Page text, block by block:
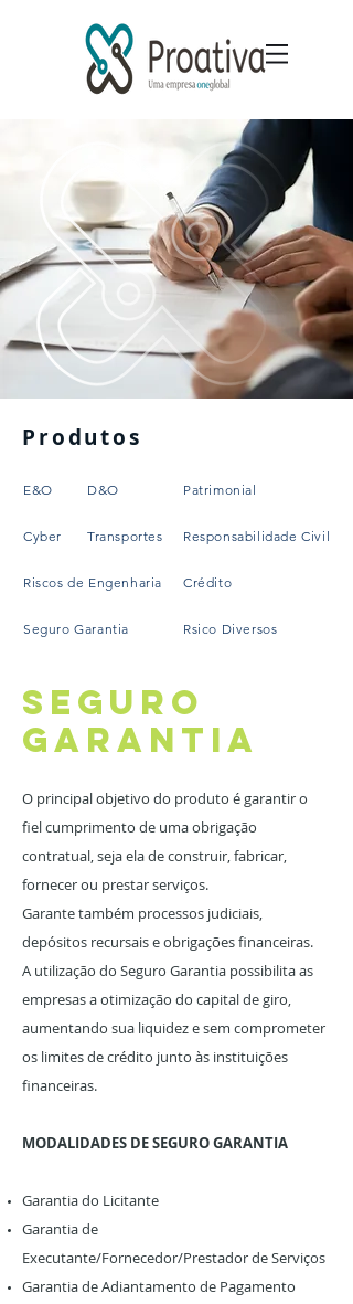
Produtos
E&O D&O Patrimonial
Cyber Transportes Responsabilidade Civil
Riscos de Engenharia Crédito
Seguro Garantia Rsico Diversos
SEGURO
GARANTIA
O principal objetivo do produto é garantir o
fiel cumprimento de uma obrigação
contratual, seja ela de construir, fabricar,
fornecer ou prestar serviços.
Garante também processos judiciais,
depósitos recursais e obrigações financeiras.
A utilização do Seguro Garantia possibilita as
empresas a otimização do capital de giro,
aumentando sua liquidez e sem comprometer
os limites de crédito junto às instituições
financeiras.
MODALIDADES DE SEGURO GARANTIA
Garantia do Licitante
Garantia de
Executante/Fornecedor/Prestador de Serviços
Garantia de Adiantamento de Pagamento